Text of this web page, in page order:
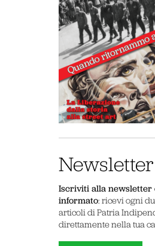
Newsletter
Iscriviti alla newsletter
informato: ricevi ogni
articoli di Patria
direttamente nella tua